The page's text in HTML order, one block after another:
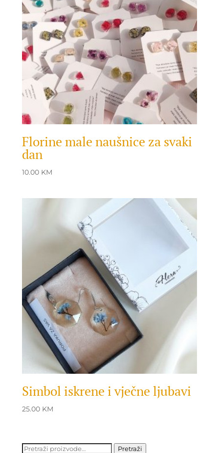
Florine male naušnice za svaki
dan
10.00 KM
Simbol iskrene i vječne ljubavi
25.00 KM
Pretraži: Pretraži